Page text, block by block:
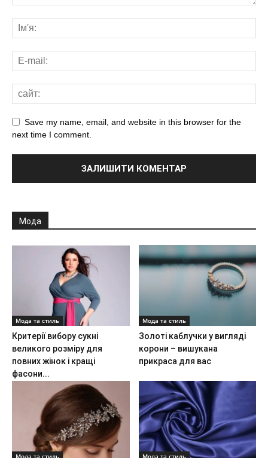
Save my name, email, and website in this browser for the
next time I comment.
Мода
Мода та стиль
Критерії вибору сукні
великого розміру для
повних жінок і кращі
фасони...
Мода та стиль
Золоті каблучки у вигляді
корони – вишукана
прикраса для вас
Мода та стиль Мода та стиль